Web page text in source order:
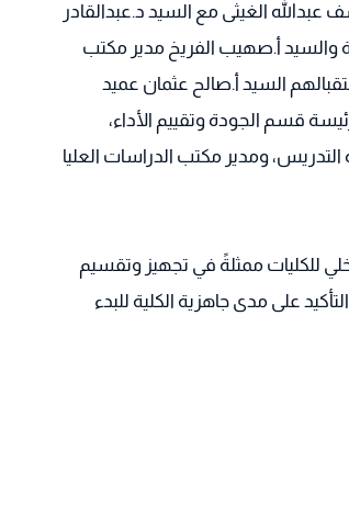
الغيثى مع السيد د.عبدالقادر
والسيد أ.صهيب الفريخ مدير مكتب
السيد أ.صالح عثمان عميد
قسم الجودة وتقييم الأداء،
ومدير مكتب الدراسات العليا
للكليات ممثلةً في تجهيز وتقسيم
على مدى جاهزية الكلية للبدء